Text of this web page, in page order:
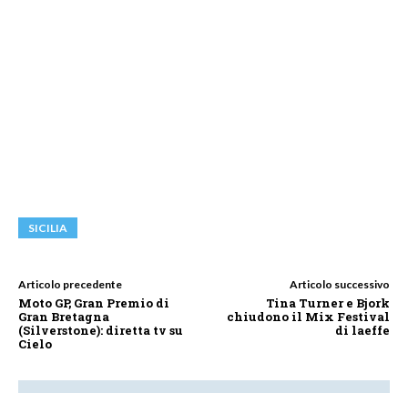
SICILIA
Articolo precedente
Moto GP, Gran Premio di
Gran Bretagna
(Silverstone): diretta tv su
Cielo
Articolo successivo
Tina Turner e Bjork
chiudono il Mix Festival
di laeffe